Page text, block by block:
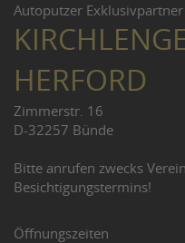
Autoputzer
HERFORD
Zimmerstr. 16
D-32257 Bünde
Bitte anrufen zwecks
Besichtigungstermins!
Öffnungszeiten